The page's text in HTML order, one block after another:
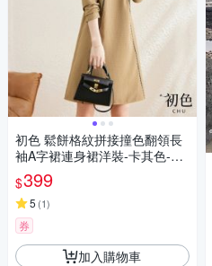
初色 鬆餅格紋拼接撞色翻領長
袖A字裙連身裙洋裝-卡其色-31
089(M-2XL可選)
$399
5 (1)
券
加入購物車